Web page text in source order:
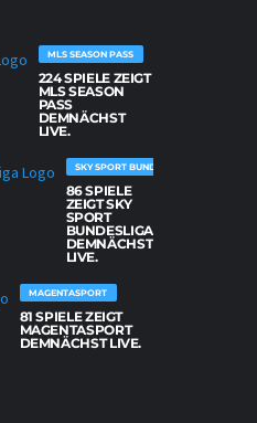
MLS SEASON PASS
224 SPIELE ZEIGT
MLS SEASON
PASS
DEMNÄCHST
LIVE.
SKY SPORT BUNDESLIGA
86 SPIELE
ZEIGT SKY
SPORT
BUNDESLIGA
DEMNÄCHST
LIVE.
MAGENTASPORT
81 SPIELE ZEIGT
MAGENTASPORT
DEMNÄCHST LIVE.